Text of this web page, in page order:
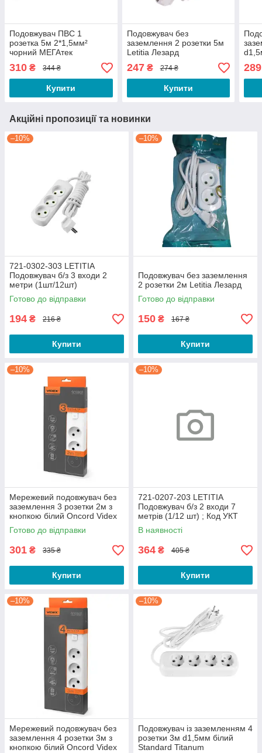
Подовжувач ПВС 1
розетка 5м 2*1,5мм²
чорний МЕГАтек
310 ₴ 344 ₴
Купити
Подовжувач без
заземлення 2 розетки 5м
Letitia Лезард
247₴ 274 ₴
Купити
289
Акційні пропозиції та новинки
–10%
721-0302-303 LETITIA
Подовжувач б/з 3 входи 2
метри (1шт/12шт)
Готово до відправки
194 ₴ 216 ₴
Купити
–10%
Подовжувач без заземлення
2 розетки 2м Letitia Лезард
Готово до відправки
150 ₴ 167 ₴
Купити
–10%
Мережевий подовжувач без
заземлення 3 розетки 2м з
кнопкою білий Oncord Videx
Готово до відправки
301 ₴ 335 ₴
Купити
–10%
721-0207-203 LETITIA
Подовжувач б/з 2 входи 7
метрів (1/12 шт) ; Код УКТ
ЗЕД 8544 42 90 98
В наявності
364 ₴ 405 ₴
Купити
–10%
Мережевий подовжувач без
заземлення 4 розетки 3м з
кнопкою білий Oncord Videx
–10%
Подовжувач із заземленням 4
розетки 3м d1,5мм білий
Standard Titanum